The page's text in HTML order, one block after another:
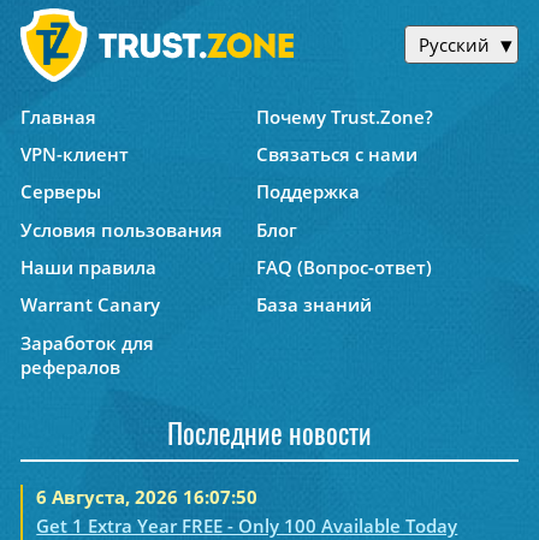
Русский
Главная
Почему Trust.Zone?
VPN-клиент
Связаться с нами
Серверы
Поддержка
Условия пользования
Блог
Наши правила
FAQ (Вопрос-ответ)
Warrant Canary
База знаний
Заработок для
рефералов
Последние новости
6 Августа, 2026 16:07:50
Get 1 Extra Year FREE - Only 100 Available Today